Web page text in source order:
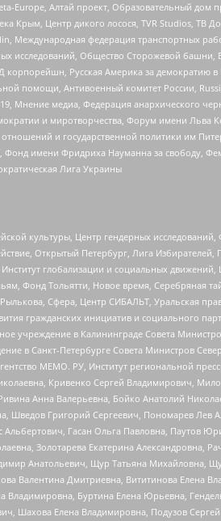
Europe, Алтай проект, Образовательный
Крым, Центр дикого лосося, TVR Studios,
Международная федерация транспортных
исследований, Общество Сторожевой башни,
Русская Америка за демократию
помощи, Антивоенный комитет России,
Мнение медиа, Федерация анархического
и миротворчества, Форум имени Льва
и государственной политики им
имени Фридриха Науманна за свободу,
Лига Украины
культуры, Центр гендерных
Открытый Петербург, Лига Избирателей,
глобализации и социальных
Тольятти, Новое время, Серебряная
Сфера, Центр СИБАЛЬТ, Уральская
гражданских инициатив и социального
в Калининграде Совета
в Санкт-Петербурге Совета Министров
МЕМО. РУ, Институт региональной
Кривенко Сергей Владимирович,
Анна Валерьевна, Бойко Анатолий
Григорий Сергеевич, Пономарев Лев
Гасан Ольга Павловна, Паутов
Золотарева Екатерина Александровна,
Анатольевич, Щур Татьяна
Валентина Дмитриевна, Вититинова Елена
Владимировна, Буртина Елена Юрьевна,
Елена Владимировна, Подузов